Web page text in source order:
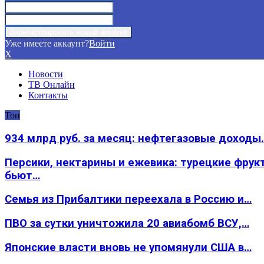
Уже имеете аккаунт?Войти
X
Новости
ТВ Онлайн
Контакты
Топ
934 млрд руб. за месяц: нефтегазовые
Персики, нектарины и ежевика: турецкие
бьют…
Семья из Прибалтики переехала в Россию и…
ПВО за сутки уничтожила 20 авиабомб ВСУ,…
Японские власти вновь не упомянули США в…